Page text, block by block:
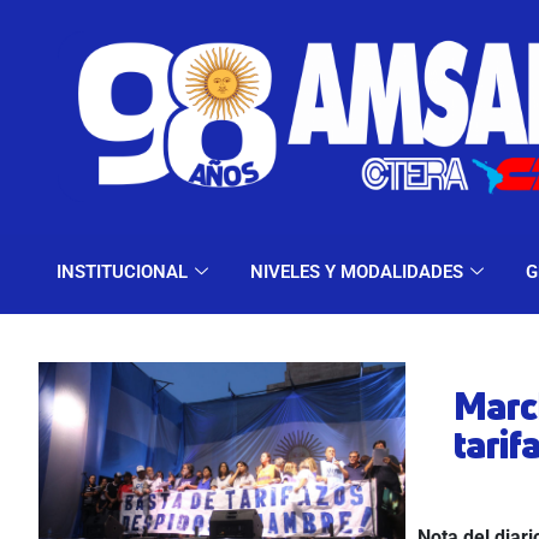
INSTITUCIONAL NIVELES Y MODALIDADES
INSTITUCIONAL